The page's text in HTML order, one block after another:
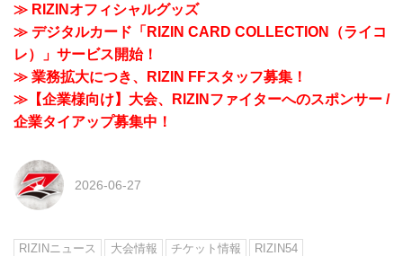
≫ RIZINオフィシャルグッズ
≫ デジタルカード「RIZIN CARD COLLECTION（ライコ
レ）」サービス開始！
≫ 業務拡大につき、RIZIN FFスタッフ募集！
≫【企業様向け】大会、RIZINファイターへのスポンサー /
企業タイアップ募集中！
2026-06-27
RIZINニュース 大会情報 チケット情報 RIZIN54